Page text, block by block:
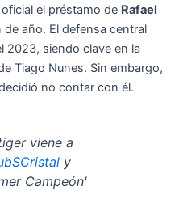
el préstamo de Rafael
de año. El defensa central
2023, siendo clave en la
Tiago Nunes. Sin embargo,
no contar con él.
viene a
y
Campeón'